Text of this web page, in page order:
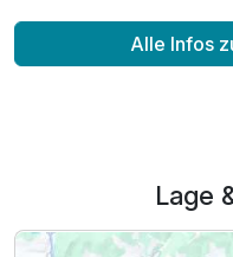
Alle Infos
Lage